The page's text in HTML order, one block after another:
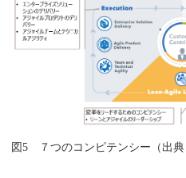
図5 ７つのコンピテンシー（出典